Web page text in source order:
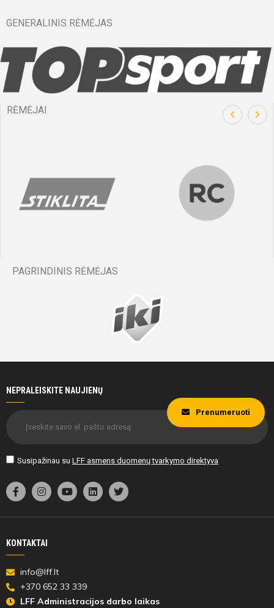
GENERALINIS RĖMĖJAS
RĖMĖJAI
PAGRINDINIS RĖMĖJAS
NEPRALEISKITE NAUJIENŲ
Susipažinau su LFF asmens duomenų tvarkymo direktyva
Prenumeruoti
KONTAKTAI
info@lff.lt
+370 652 33 339
LFF Administracijos darbo laikas